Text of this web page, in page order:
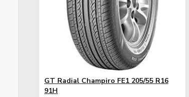
GT Radial Champiro FE1 205/55 R16
91H